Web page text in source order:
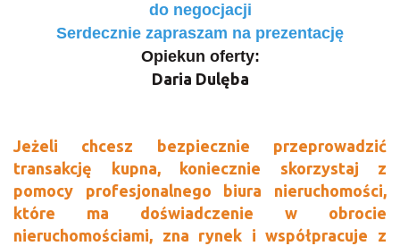
do negocjacji
Serdecznie zapraszam na prezentację
Opiekun oferty:
Daria Dulęba
Jeżeli chcesz bezpiecznie przeprowadzić
transakcję kupna, koniecznie skorzystaj z
pomocy profesjonalnego biura nieruchomości,
które ma doświadczenie w obrocie
nieruchomościami, zna rynek i współpracuje z